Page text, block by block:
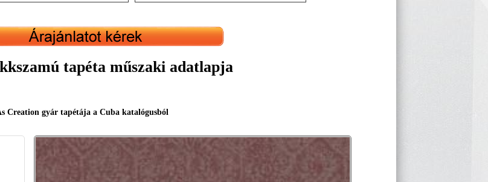
tapéta műszaki adatlapja
Creation gyár tapétája a Cuba katalógusból